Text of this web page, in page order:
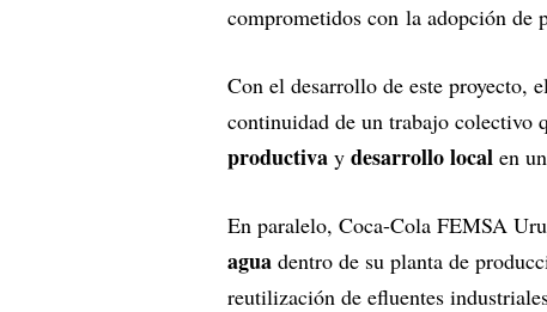
comprometidos con la adopción de
Con el desarrollo de este proyecto,
continuidad de un trabajo colectivo
productiva y desarrollo local en
En paralelo, Coca-Cola FEMSA
agua dentro de su planta de
reutilización de efluentes